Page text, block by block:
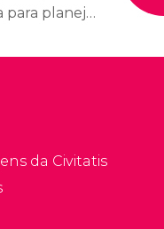
para planejar
sua cultura,
da Civitatis